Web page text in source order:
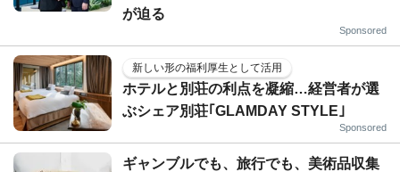
が迫る
Sponsored
新しい形の福利厚生として活用
ホテルと別荘の利点を凝縮…経営者が選
ぶシェア別荘｢GLAMDAY STYLE｣
Sponsored
ギャンブルでも、旅行でも、美術品収集